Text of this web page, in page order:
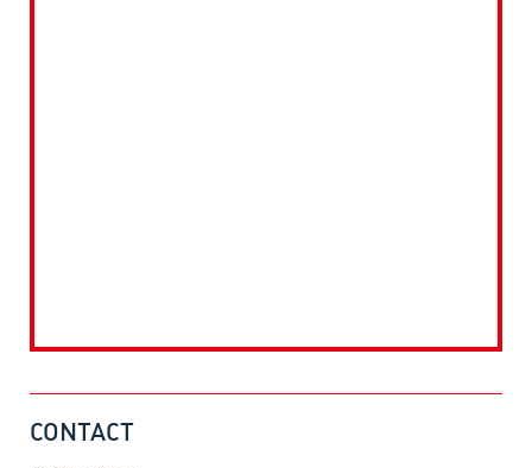
CONTACT